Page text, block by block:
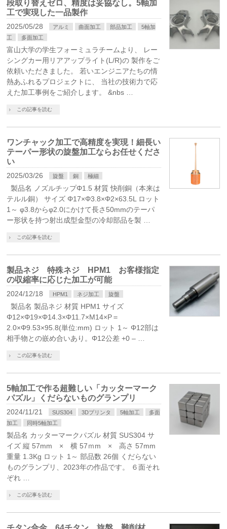
段取り替えゼロ、精度は妥協なし。5軸加
工で実現した一品製作
2025/05/28 アルミ 曲面加工 部品加工
5軸加
工
多面加工
富山大学の学生フォーミュラチームより、 レー
シングカー用リアアップライト(L/R)の 製作をご
依頼いただきました。 若いエンジニアたちの情
熱あふれるプロジェクトに、 当社の技術力で応
えた加工事例をご紹介します。 &nbs …
この記事を読む
ワンチャック加工で高精度を実現！細長い
テーパー形状の旋盤加工ならお任せくださ
い
2025/03/26 旋盤 銅 極細
製品名 ノズルチップΦ1.5 材質 快削銅（本来は
テルル銅） サイズ Φ17×Φ3.8×Φ2×63.5L ロット
1～ φ3.8からφ2.0にかけて長さ50mmのテーパ
ー形状を持つ射出成型金型の冷却部品を製 …
この記事を読む
製品ネジ 特殊ネジ HPM1 お客様指定
の収縮率に応じた加工が可能
2024/12/18 HPM1 ネジ加工 旋盤
製品名 製品ネジ 材質 HPM1 サイズ
Φ12×Φ19×Φ14.3×Φ11.7×M14×P＝
2.0×Φ9.53×95.8(単位:mm) ロット 1～ Φ12部は
相手物との嵌め合いあり。Φ12公差 +0 – …
この記事を読む
5軸加工で作る超難しい「カッターマーク
パズル」くだらないものグランプリ
2024/11/21 SUS304 3Dプリンタ 5軸加工
多面
加工
同時5軸加工
製品名 カッターマークパズル 材質 SUS304 サ
イズ 縦 57mm × 横 57ｍm × 高さ 57mm
重量 1.3Kg ロット 1～ 部品数 26個 くだらない
ものグランプリ、2023年の作品です。 ６面それ
ぞれ …
この記事を読む